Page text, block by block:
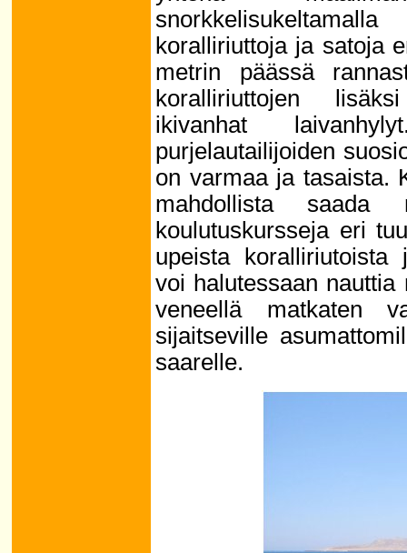
koralliriuttoja ja satoja
metrin päässä
koralliriuttojen
ikivanhat
purjelautailijoiden
on varmaa ja tasaista.
mahdollista saada
koulutuskursseja eri
upeista koralliriutoista
voi halutessaan
veneellä matkaten
sijaitseville
saarelle.